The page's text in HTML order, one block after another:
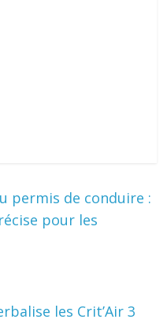
permis de conduire :
pour les
les Crit’Air 3